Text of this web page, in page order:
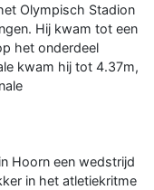
Olympisch Stadion
Hij kwam tot een
het onderdeel
kwam hij tot 4.37m,
Hoorn een wedstrijd
in het atletiekritme